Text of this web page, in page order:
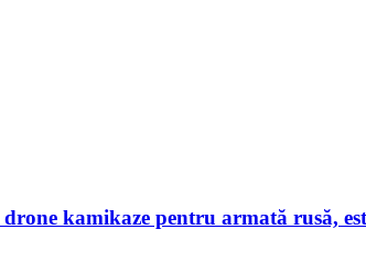
kamikaze pentru armată rusă,